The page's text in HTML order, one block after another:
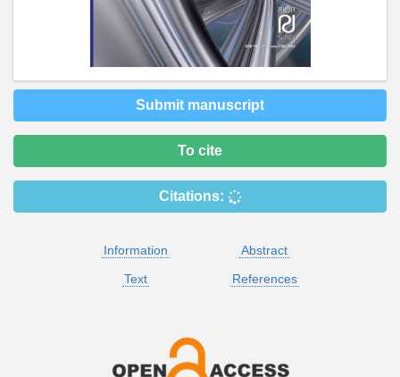
Submit manuscript
To cite
Citations:
Information
Abstract
Text
References